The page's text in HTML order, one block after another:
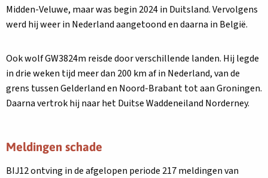
Midden-Veluwe, maar was begin 2024 in Duitsland. Vervolgens
werd hij weer in Nederland aangetoond en daarna in België.
Ook wolf GW3824m reisde door verschillende landen. Hij legde
in drie weken tijd meer dan 200 km af in Nederland, van de
grens tussen Gelderland en Noord-Brabant tot aan Groningen.
Daarna vertrok hij naar het Duitse Waddeneiland Norderney.
Meldingen schade
BIJ12 ontving in de afgelopen periode 217 meldingen van